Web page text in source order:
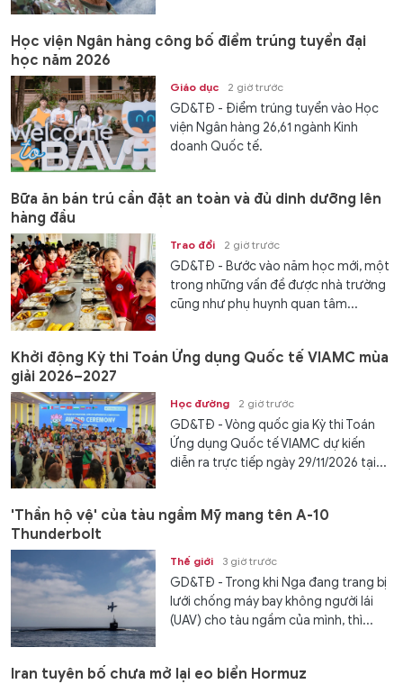
Học viện Ngân hàng công bố điểm trúng tuyển đại
học năm 2026
Giáo dục 2 giờ trước
GD&TĐ - Điểm trúng tuyển vào Học
viện Ngân hàng 26,61 ngành Kinh
doanh Quốc tế.
Bữa ăn bán trú cần đặt an toàn và đủ dinh dưỡng lên
hàng đầu
Trao đổi 2 giờ trước
GD&TĐ - Bước vào năm học mới, một
trong những vấn đề được nhà trường
cũng như phụ huynh quan tâm...
Khởi động Kỳ thi Toán Ứng dụng Quốc tế VIAMC mùa
giải 2026–2027
Học đường 2 giờ trước
GD&TĐ - Vòng quốc gia Kỳ thi Toán
Ứng dụng Quốc tế VIAMC dự kiến
diễn ra trực tiếp ngày 29/11/2026 tại...
'Thần hộ vệ' của tàu ngầm Mỹ mang tên A-10
Thunderbolt
Thế giới 3 giờ trước
GD&TĐ - Trong khi Nga đang trang bị
lưới chống máy bay không người lái
(UAV) cho tàu ngầm của mình, thì...
Iran tuyên bố chưa mở lại eo biển Hormuz